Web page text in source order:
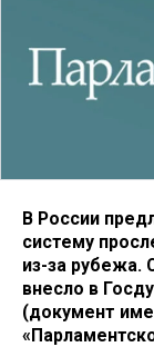
В России
систему
из-за рубежа.
внесло в
(документ